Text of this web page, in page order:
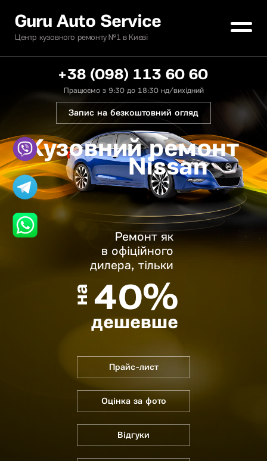
Guru Auto Service
Центр кузовного ремонту №1 в Києві
+38 (098) 113 60 60
Працюємо з 9:30 до 18:30 нд/вихідний
Запис на безкоштовний огляд
Кузовний ремонт
Nissan
Ремонт як
в офіційного
дилера, тільки
на 40%
дешевше
Прайс-лист
Оцінка за фото
Відгуки